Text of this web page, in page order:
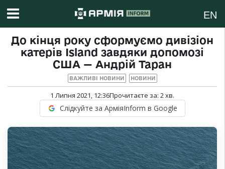
EN
До кінця року сформуємо дивізіон
катерів Island завдяки допомозі
США — Андрій Таран
ВАЖЛИВІ НОВИНИ НОВИНИ
1 Липня 2021, 12:36Прочитаєте за: 2хв.
Слідкуйте за АрміяInform в Google